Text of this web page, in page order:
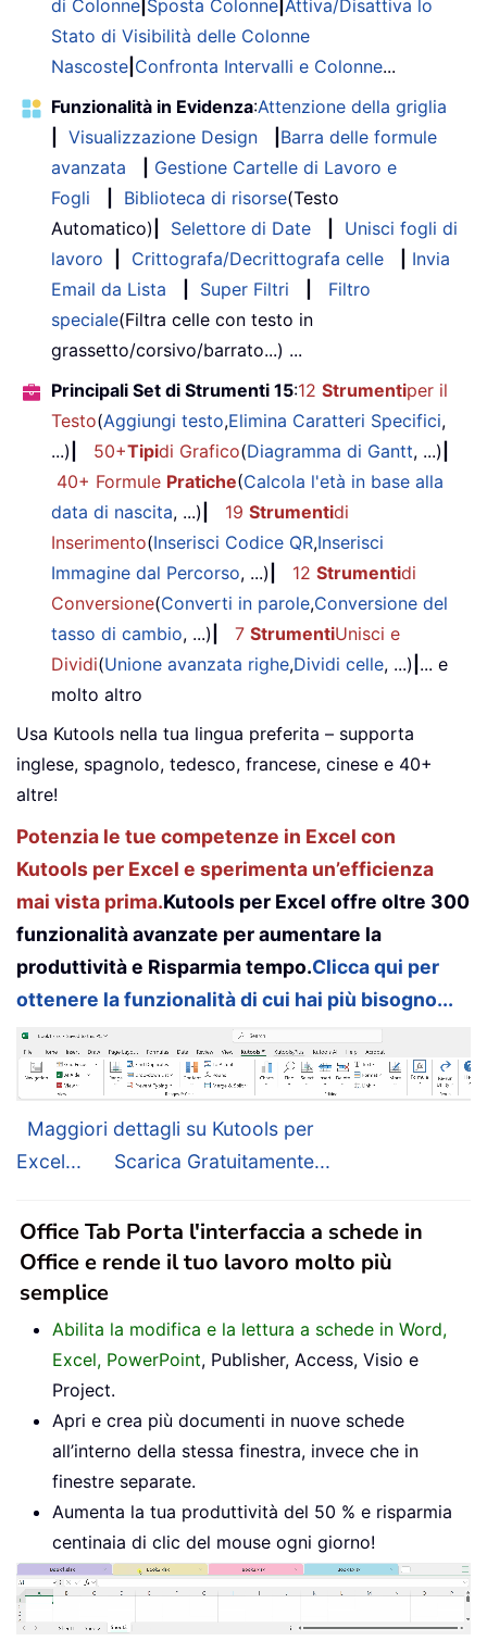
di Colonne Sposta Colonne Attiva/Disattiva lo
Stato di Visibilità delle Colonne
Nascoste Confronta Intervalli e Colonne...
Funzionalità in Evidenza:Attenzione della griglia
Visualizzazione Design
Barra delle formule
avanzata
Gestione Cartelle di Lavoro e
Fogli
Biblioteca di risorse(Testo
Automatico)
Selettore di Date
Unisci fogli di
lavoro
Crittografa/Decrittografa celle
Invia
Email da Lista
Super Filtri
Filtro
speciale(Filtra celle con testo in
grassetto/corsivo/barrato...) ...
Principali Set di Strumenti 15:12 Strumentiper il
Testo(Aggiungi testo,Elimina Caratteri Specifici,
...)
50+Tipidi Grafico(Diagramma di Gantt, ...)
40+ Formule Pratiche(Calcola l'età in base alla
data di nascita, ...) 19 Strumentidi
Inserimento(Inserisci Codice QR,Inserisci
Immagine dal Percorso, ...) 12 Strumentidi
Conversione(Converti in parole,Conversione del
tasso di cambio, ...) 7 StrumentiUnisci e
Dividi(Unione avanzata righe,Dividi celle, ...) ... e
molto altro
Usa Kutools nella tua lingua preferita – supporta
inglese, spagnolo, tedesco, francese, cinese e 40+
altre!
Potenzia le tue competenze in Excel con
Kutools per Excel e sperimenta un’efficienza
mai vista prima.Kutools per Excel offre oltre 300
funzionalità avanzate per aumentare la
produttività e Risparmia tempo.Clicca qui per
ottenere la funzionalità di cui hai più bisogno...
Maggiori dettagli su Kutools per
Excel...
Scarica Gratuitamente...
Office Tab Porta l'interfaccia a schede in
Office e rende il tuo lavoro molto più
semplice
Abilita la modifica e la lettura a schede in Word,
Excel, PowerPoint, Publisher, Access, Visio e
Project.
Apri e crea più documenti in nuove schede
all’interno della stessa finestra, invece che in
finestre separate.
Aumenta la tua produttività del 50 % e risparmia
centinaia di clic del mouse ogni giorno!